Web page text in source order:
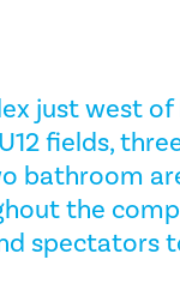
just west of
fields,
bathroom
the
spectators